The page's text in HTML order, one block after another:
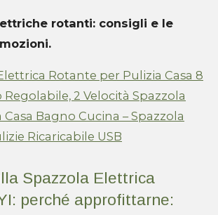
rotanti: consigli e le
Rotante per Pulizia Casa 8
Regolabile, 2 Velocità Spazzola
Bagno Cucina – Spazzola
Ricaricabile USB
Spazzola Elettrica
perché approfittarne: